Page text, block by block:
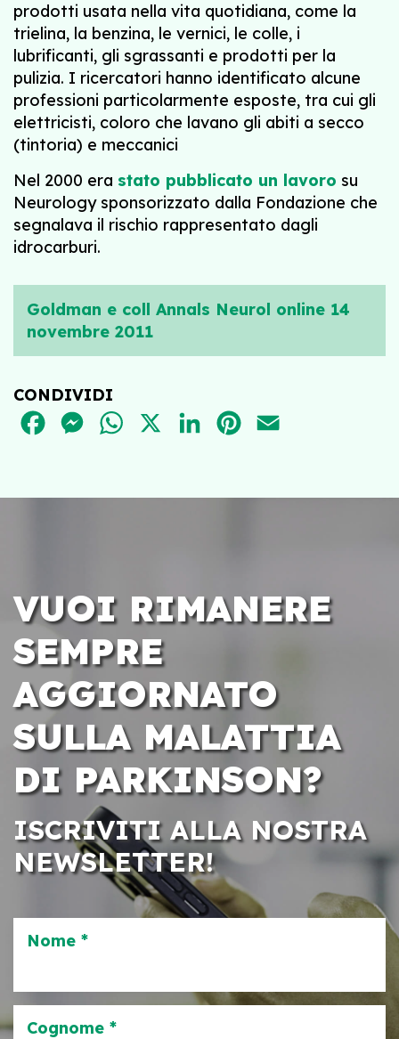
prodotti usata nella vita quotidiana, come la
trielina, la benzina, le vernici, le colle, i
lubrificanti, gli sgrassanti e prodotti per la
pulizia. I ricercatori hanno identificato alcune
professioni particolarmente esposte, tra cui gli
elettricisti, coloro che lavano gli abiti a secco
(tintoria) e meccanici
Nel 2000 era stato pubblicato un lavoro su
Neurology sponsorizzato dalla Fondazione che
segnalava il rischio rappresentato dagli
idrocarburi.
Goldman e coll Annals Neurol online 14
novembre 2011
CONDIVIDI
FACEBOOKMESSENGER
WHATSAPPLINKEDINPINTEREST
VUOI RIMANERE
SEMPRE
AGGIORNATO
SULLA MALATTIA
DI PARKINSON?
ISCRIVITI ALLA NOSTRA
NEWSLETTER!
Nome *
Cognome *